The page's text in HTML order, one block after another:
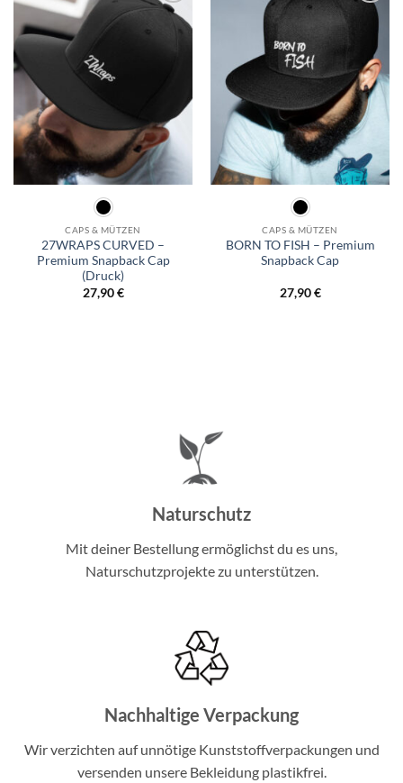
Add to
wishlist
CAPS & MÜTZEN
27WRAPS CURVED –
Premium Snapback Cap
(Druck)
27,90€
Add to
CAPS & MÜTZEN
BORN TO FISH – Premium
Snapback Cap
27,90€
Naturschutz
Mit deiner Bestellung ermöglichst du es uns,
Naturschutzprojekte zu unterstützen.
Nachhaltige Verpackung
Wir verzichten auf unnötige Kunststoffverpackungen und
versenden unsere Bekleidung plastikfrei.